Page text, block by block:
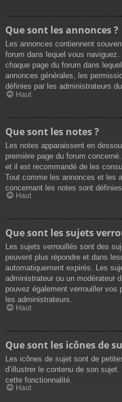
Que sont les annonces ?
Les annonces contiennent
forum dans lequel vous
chaque page du forum dans
annonces générales, les
définies par les administrateurs
Haut
Que sont les notes ?
Les notes apparaissent en
première page du forum
et il est recommandé de les
Tout comme les annonces et les
concernant les notes sont
Haut
Que sont les sujets
Les sujets verrouillés sont des
peuvent plus répondre et dans
automatiquement expirés. Les
administrateur ou un modérateur
pouvez également verrouiller
les administrateurs.
Haut
Que sont les icônes de
Les icônes de sujet sont de
d’illustrer le contenu de son
cette fonctionnalité.
Haut